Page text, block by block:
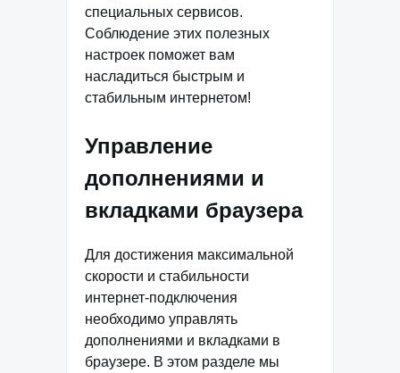
специальных сервисов.
Соблюдение этих полезных
настроек поможет вам
насладиться быстрым и
стабильным интернетом!
Управление
дополнениями и
вкладками браузера
Для достижения максимальной
скорости и стабильности
интернет-подключения
необходимо управлять
дополнениями и вкладками в
браузере. В этом разделе мы